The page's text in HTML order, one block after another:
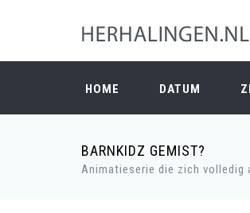
HOME DATUM
BARNKIDZ GEMIST?
Animatieserie die zich volledig